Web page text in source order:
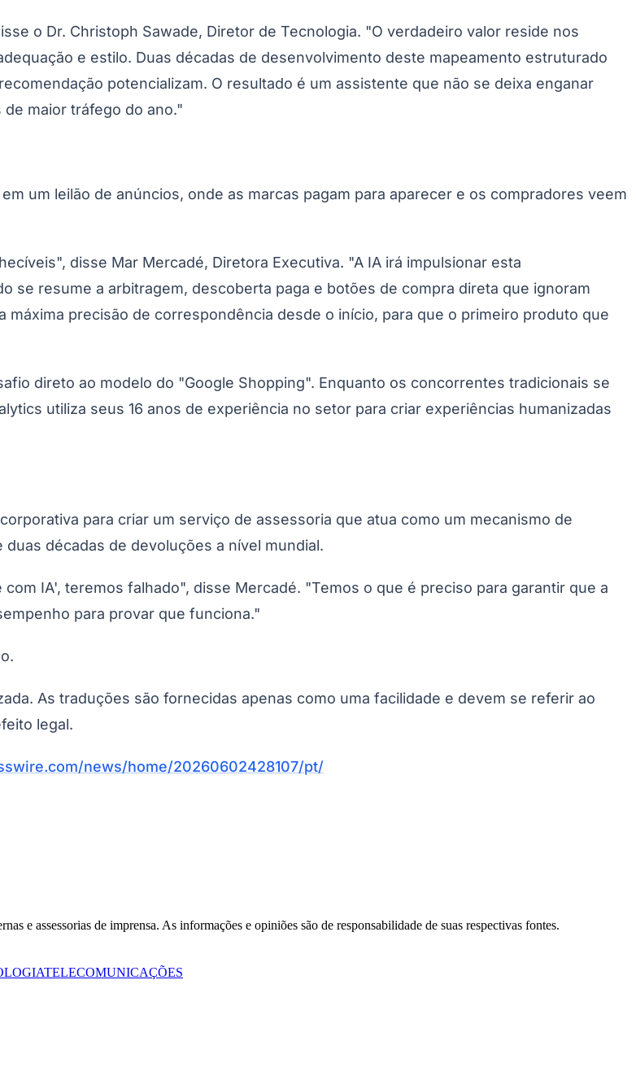
o Dr. Christoph Sawade, Diretor de Tecnologia. "O verdadeiro valor reside nos
e estilo. Duas décadas de desenvolvimento deste mapeamento estruturado
potencializam. O resultado é um assistente que não se deixa enganar
maior tráfego do ano."
um leilão de anúncios, onde as marcas pagam para aparecer e os compradores veem
disse Mar Mercadé, Diretora Executiva. "A IA irá impulsionar esta
se resume a arbitragem, descoberta paga e botões de compra direta que ignoram
precisão de correspondência desde o início, para que o primeiro produto que
direto ao modelo do "Google Shopping". Enquanto os concorrentes tradicionais se
utiliza seus 16 anos de experiência no setor para criar experiências humanizadas
para criar um serviço de assessoria que atua como um mecanismo de
décadas de devoluções a nível mundial.
IA', teremos falhado", disse Mercadé. "Temos o que é preciso para garantir que a
para provar que funciona."
As traduções são fornecidas apenas como uma facilidade e devem se referir ao
legal.
news/home/20260602428107/pt/
e assessorias de imprensa. As informações e opiniões são de responsabilidade de suas respectivas fontes.
TELECOMUNICAÇÕES